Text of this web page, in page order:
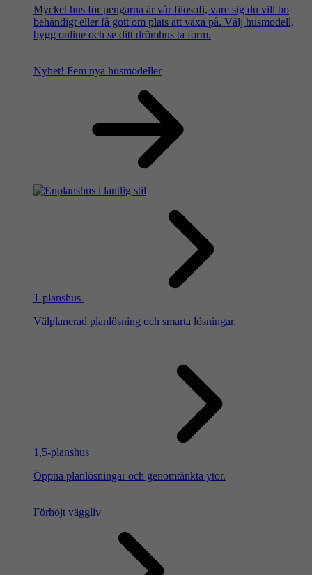
Mycket hus för pengarna är vår filosofi, vare sig du vill bo
behändigt eller få gott om plats att växa på. Välj husmodell,
bygg online och se ditt drömhus ta form.
Nyhet! Fem nya husmodeller
1-planshus
Välplanerad planlösning och smarta lösningar.
1,5-planshus
Öppna planlösningar och genomtänkta ytor.
Förhöjt väggliv